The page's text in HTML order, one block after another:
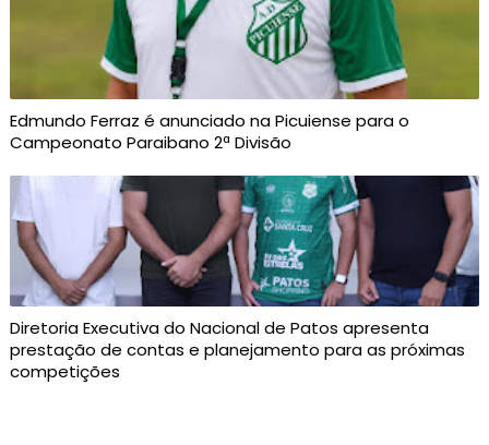
Edmundo Ferraz é anunciado na Picuiense para o
Campeonato Paraibano 2ª Divisão
Diretoria Executiva do Nacional de Patos apresenta
prestação de contas e planejamento para as próximas
competições